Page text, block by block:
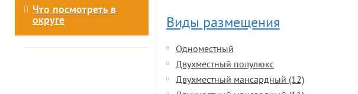
Что посмотреть в
округе Виды размещения
Одноместный
Двухместный полулюкс
Двухместный мансардный (12)